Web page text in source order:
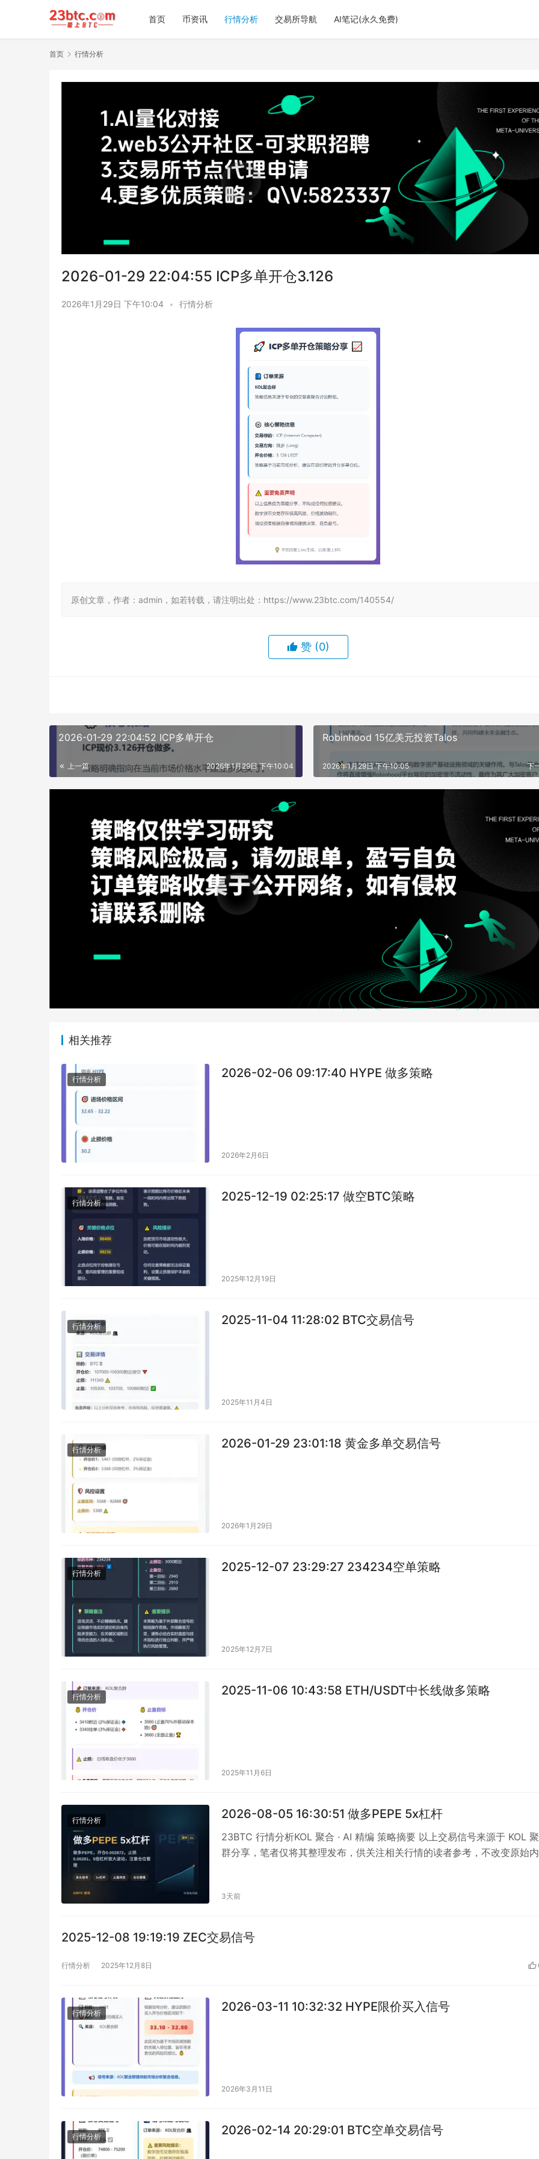
首页 币资讯 行情分析 交易所导航 AI笔记(永久免费)
首页 行情分析
2026-01-29 22:04:55 ICP多单开仓3.126
2026年1月29日 下午10:04 • 行情分析
原创文章，作者：admin，如若转载，请注明出处：https://www.23btc.com/140554/
赞 (0)
2026-01-29 22:04:52 ICP多单开仓
上一篇 2026年1月29日 下午10:04
Robinhood 15亿美元投资Talos
下
2026年1月29日 下午10:05
相关推荐
行情分析 2026-02-06 09:17:40 HYPE 做多策略
2026年2月6日
行情分析 2025-12-19 02:25:17 做空BTC策略
2025年12月19日
行情分析 2025-11-04 11:28:02 BTC交易信号
2025年11月4日
行情分析 2026-01-29 23:01:18 黄金多单交易信号
2026年1月29日
行情分析 2025-12-07 23:29:27 234234空单策略
2025年12月7日
行情分析 2025-11-06 10:43:58 ETH/USDT中长线做多策略
2025年11月6日
行情分析 2026-08-05 16:30:51 做多PEPE 5x杠杆
23BTC 行情分析KOL 聚合 · AI 精编 策略摘要 以上交易信号来源于 KOL
群分享，笔者仅将其整理发布，供关注相关行情的读者参考，不改变原始
3天前
2025-12-08 19:19:19 ZEC交易信号
行情分析 2025年12月8日
行情分析 2026-03-11 10:32:32 HYPE限价买入信号
2026年3月11日
行情分析 2026-02-14 20:29:01 BTC空单交易信号